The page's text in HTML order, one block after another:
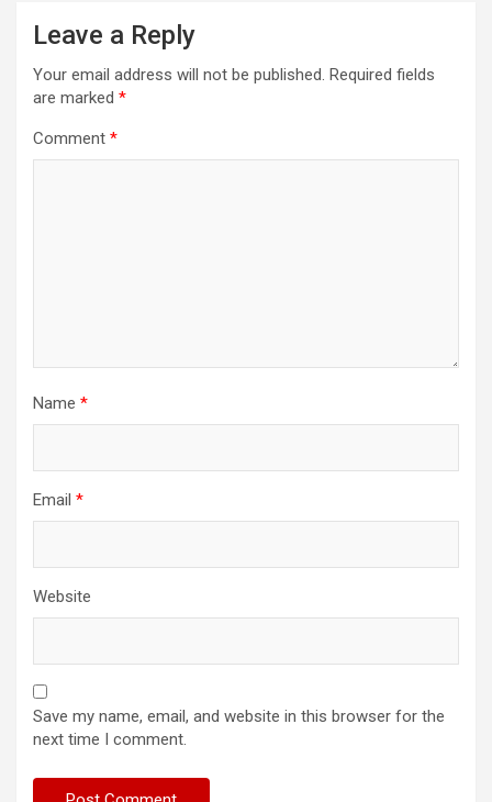
Leave a Reply
Your email address will not be published. Required fields
are marked *
Comment *
Name *
Email *
Website
Save my name, email, and website in this browser for the
next time I comment.